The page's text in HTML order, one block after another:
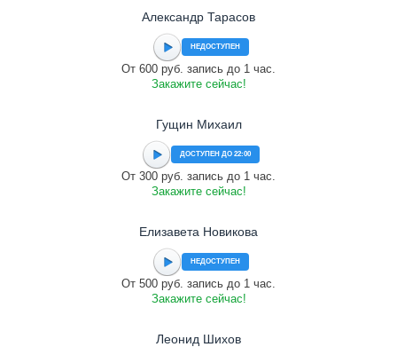
Александр Тарасов
НЕДОСТУПЕН
От 600 руб. запись до 1 час.
Закажите сейчас!
Гущин Михаил
ДОСТУПЕН ДО 22:00
От 300 руб. запись до 1 час.
Закажите сейчас!
Елизавета Новикова
НЕДОСТУПЕН
От 500 руб. запись до 1 час.
Закажите сейчас!
Леонид Шихов